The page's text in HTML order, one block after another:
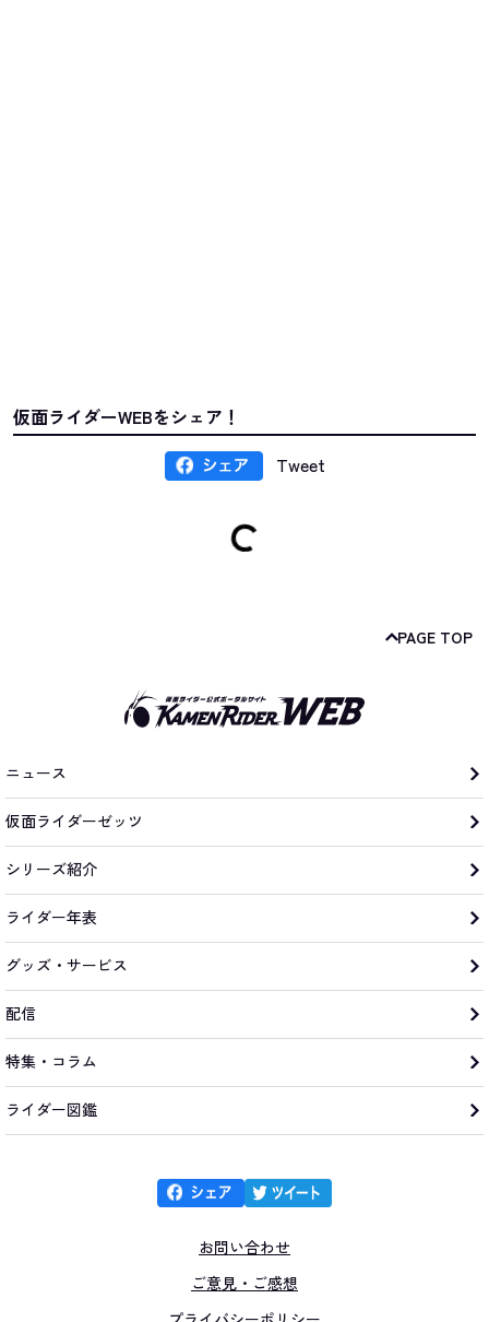
仮面ライダーWEBをシェア！
Tweet
PAGE TOP
ニュース
仮面ライダーゼッツ
シリーズ紹介
ライダー年表
グッズ・サービス
配信
特集・コラム
ライダー図鑑
お問い合わせ
ご意見・ご感想